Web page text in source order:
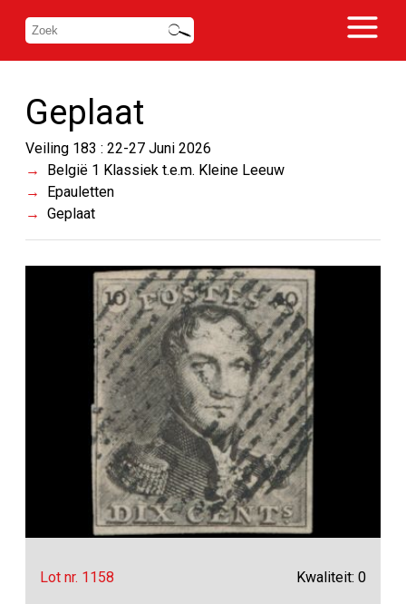
Geplaat
Veiling 183 : 22-27 Juni 2026
België 1 Klassiek t.e.m. Kleine Leeuw
Epauletten
Geplaat
Lot nr. 1158 Kwaliteit: 0